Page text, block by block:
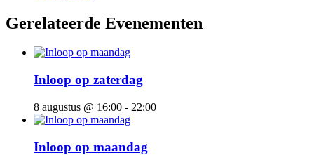
Gerelateerde Evenementen
Inloop op zaterdag
8 augustus @ 16:00 - 22:00
Inloop op maandag